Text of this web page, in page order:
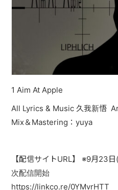
CONTACT
1 Aim At Apple
All Lyrics & Music 久我新悟
Mix＆Mastering：yuya
【配信サイトURL】 ※9月23
次配信開始
https://linkco.re/0YMvrHTT